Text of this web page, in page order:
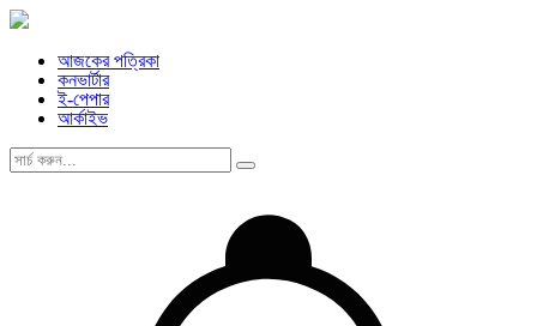
আজকের পত্রিকা
কনভার্টার
ই-পেপার
আর্কাইভ